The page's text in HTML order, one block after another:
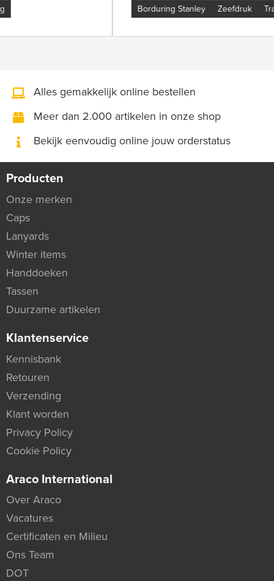
Borduring Stanley
Zeefdruk
Alles gemakkelijk online bestellen
Meer dan 2.000 artikelen in onze shop
Bekijk eenvoudig online jouw orderstatus
Producten
Onze merken
Caps
Lanyards
Winter items
Handdoeken
Tassen
Duurzame artikelen
Klantenservice
Kennisbank
Retouren
Verzending
Klant worden
Privacy Policy
Cookie Policy
Araco International
Over Araco
Vacatures
Certificaten en Milieu
Ons Team
DOT